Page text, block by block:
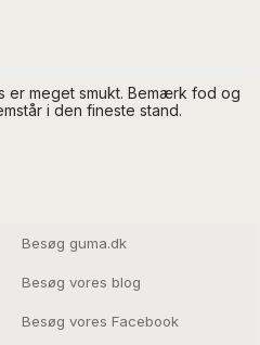
er meget smukt. Bemærk fod og
i den fineste stand.
Besøg guma.dk
Besøg vores blog
Besøg vores Facebook